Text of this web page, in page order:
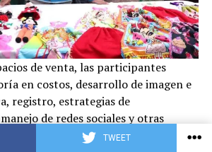
TWEET
de venta, las participantes
en costos, desarrollo de imagen e
registro, estrategias de
de redes sociales y otras
al fortalecimiento y